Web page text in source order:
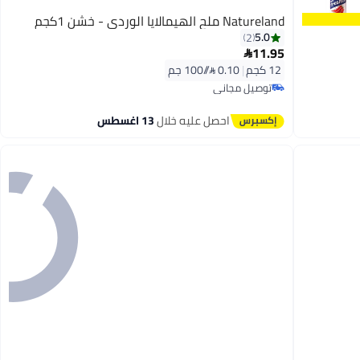
Natureland ملح الهيمالايا الوردي - خشن 1كجم
5.0
2
11.95
12 كجم |0.10 /⁨/100 جم⁩
توصيل مجاني
توصيل مجاني
احصل عليه خلال13 اغسطس